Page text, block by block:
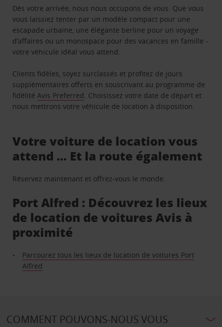
Dès votre arrivée, nous nous occupons de vous. Que vous
vous laissiez tenter par un modèle compact pour une
escapade urbaine, une élégante berline pour un voyage
d’affaires ou un monospace pour des vacances en famille -
votre véhicule idéal vous attend.
Clients fidèles, soyez surclassés et profitez de jours
supplémentaires offerts en souscrivant au programme de
fidélitéAvis Preferred. Choisissez votre date de départ et
nous mettrons votre véhicule de location à disposition.
Votre voiture de location vous
attend … Et la route également
Réservez maintenant et offrez-vous le monde.
Port Alfred : Découvrez les lieux
de location de voitures Avis à
proximité
Parcourez tous les lieux de location de voitures Port
Alfred
COMMENT POUVONS-NOUS VOUS